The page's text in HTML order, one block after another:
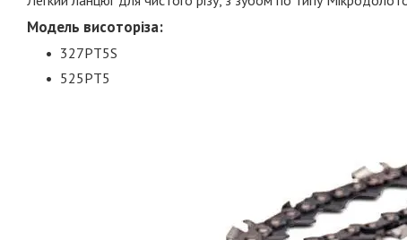
Модель висоторіза:
327PT5S
525PT5